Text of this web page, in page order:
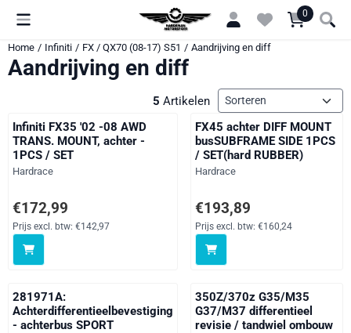
Cookievoorkeuren zijn momenteel gesloten. 0
Home / Infiniti / FX / QX70 (08-17) S51 / Aandrijving en diff
Aandrijving en diff
5 Artikelen Sorteermethode
Infiniti FX35 '02 -08 AWD
TRANS. MOUNT, achter -
1PCS / SET
Merk:
Hardrace
Prijs: 172,99, exclusief btw: 142,97
€172,99
Prijs excl. btw: €142,97
FX45 achter DIFF MOUNT
busSUBFRAME SIDE 1PCS
/ SET(hard RUBBER)
Merk:
Hardrace
Prijs: 193,89, exclusief btw:
€193,89
Prijs excl. btw: €160,24
281971A:
Achterdifferentieelbevestiging
- achterbus SPORT
350Z/370z G35/M35
G37/M37 differentieel
revisie / tandwiel ombouw